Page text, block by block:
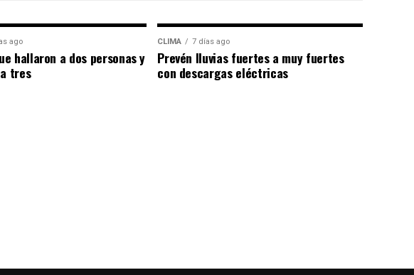
ago
hallaron a dos personas y
tres
CLIMA 7 días ago
Prevén lluvias fuertes a muy fuertes
con descargas eléctricas